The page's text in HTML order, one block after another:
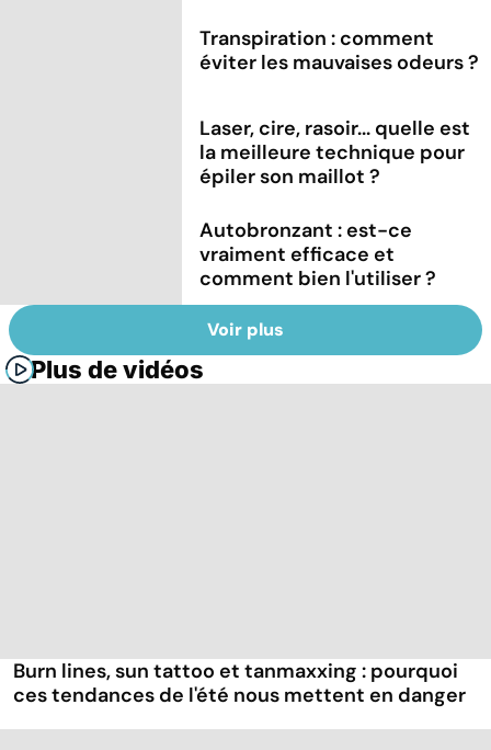
Transpiration : comment
éviter les mauvaises odeurs ?
Laser, cire, rasoir... quelle est
la meilleure technique pour
épiler son maillot ?
Autobronzant : est-ce
vraiment efficace et
comment bien l'utiliser ?
Voir plus
Plus de vidéos
Burn lines, sun tattoo et tanmaxxing : pourquoi
ces tendances de l'été nous mettent en danger